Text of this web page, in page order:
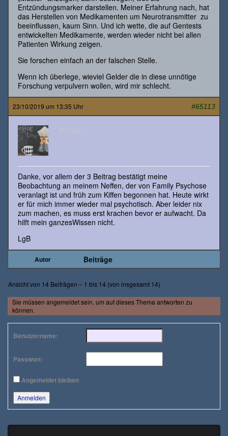
Entzündungsmarker darstellen. Meiner Erfahrung nach, hat
das Herstellen von Medikamenten um Neurotransmitter zu
beeinflussen, kaum Sinn. Und ich wette, die auf Gentests
entwickelten Medikamente, werden wieder nicht bei allen
Patienten Wirkung zeigen.
Sie forschen einfach an der falschen Stelle.
Wenn ich überlege, wieviel Gelder die in diese unnötige
Forschung verpulvern wollen, wird mir schlecht.
23/10/2019 um 13:35 Uhr #65113
Danke, vor allem der 3 Beitrag bestätigt meine
Beobachtung an meinem Neffen, der von Family Psychose
veranlagt ist und früh zum Kiffen begonnen hat. Heute wirkt
er für mich immer wieder mal psychotisch. Aber leider nix
zum machen, es muss erst krachen bevor er aufwacht. Da
hilft mein ganzesWissen nicht.
LgB
Autor Beiträge
Ansicht von 14 Beiträgen – 1 bis 14 (von insgesamt 14)
Sie müssen angemeldet sein, um auf dieses Thema antworten zu
können.
Benutzername:
Passwort:
Angemeldet bleiben
Anmelden